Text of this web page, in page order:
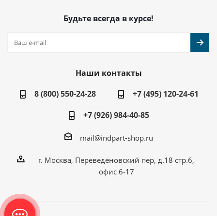
Будьте всегда в курсе!
Наши контакты
8 (800) 550-24-28
+7 (495) 120-24-61
+7 (926) 984-40-85
mail@indpart-shop.ru
г. Москва, Переведеновский пер, д.18 стр.6,
офис 6-17